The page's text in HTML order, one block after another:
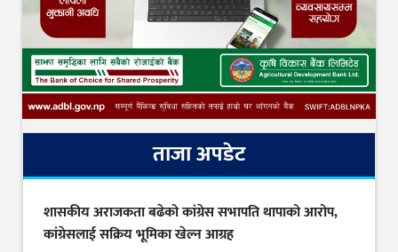
ताजा अपडेट
शासकीय अराजकता बढेको कांग्रेस सभापति थापाको आरोप,
कांग्रेसलाई सक्रिय भूमिका खेल्न आग्रह